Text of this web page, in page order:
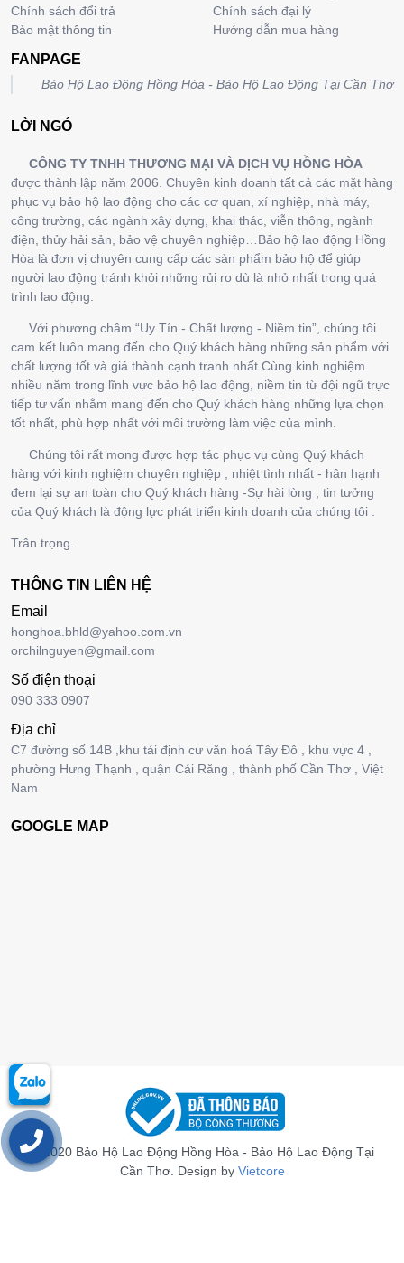
Chính sách đổi trả
Bảo mật thông tin
Chính sách đại lý
Hướng dẫn mua hàng
FANPAGE
Bảo Hộ Lao Động Hồng Hòa - Bảo Hộ Lao Động Tại Cần Thơ
LỜI NGỎ
CÔNG TY TNHH THƯƠNG MẠI VÀ DỊCH VỤ HỒNG HÒA
được thành lập năm 2006. Chuyên kinh doanh tất cả các mặt hàng
phục vụ bảo hộ lao động cho các cơ quan, xí nghiệp, nhà máy,
công trường, các ngành xây dựng, khai thác, viễn thông, ngành
điện, thủy hải sản, bảo vệ chuyên nghiệp…Bảo hộ lao động Hồng
Hòa là đơn vị chuyên cung cấp các sản phẩm bảo hộ để giúp
người lao động tránh khỏi những rủi ro dù là nhỏ nhất trong quá
trình lao động.
Với phương châm “Uy Tín - Chất lượng - Niềm tin”, chúng tôi
cam kết luôn mang đến cho Quý khách hàng những sản phẩm với
chất lượng tốt và giá thành cạnh tranh nhất.Cùng kinh nghiệm
nhiều năm trong lĩnh vực bảo hộ lao động, niềm tin từ đội ngũ trực
tiếp tư vấn nhằm mang đến cho Quý khách hàng những lựa chọn
tốt nhất, phù hợp nhất với môi trường làm việc của mình.
Chúng tôi rất mong được hợp tác phục vụ cùng Quý khách
hàng với kinh nghiệm chuyên nghiệp , nhiệt tình nhất - hân hạnh
đem lại sự an toàn cho Quý khách hàng -Sự hài lòng , tin tưởng
của Quý khách là động lực phát triển kinh doanh của chúng tôi .
Trân trọng.
THÔNG TIN LIÊN HỆ
Email
honghoa.bhld@yahoo.com.vn
orchilnguyen@gmail.com
Số điện thoại
090 333 0907
Địa chỉ
C7 đường số 14B ,khu tái định cư văn hoá Tây Đô , khu vực 4 ,
phường Hưng Thạnh , quận Cái Răng , thành phố Cần Thơ , Việt
Nam
GOOGLE MAP
© 2020 Bảo Hộ Lao Động Hồng Hòa - Bảo Hộ Lao Động Tại
Cần Thơ. Design by Vietcore